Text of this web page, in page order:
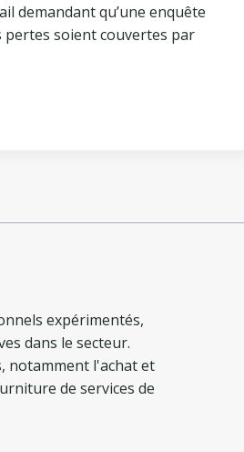
demandant qu’une enquête
pertes soient couvertes par
expérimentés,
dans le secteur.
notamment l'achat et
de services de